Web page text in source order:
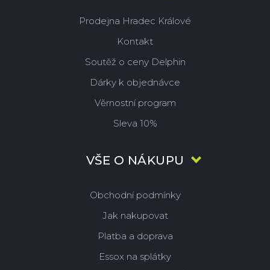
Prodejna Hradec Králové
Kontakt
Soutěž o ceny Delphin
Dárky k objednávce
Věrnostní program
Sleva 10%
VŠE O NÁKUPU
Obchodní podmínky
Jak nakupovat
Platba a doprava
Essox na splátky